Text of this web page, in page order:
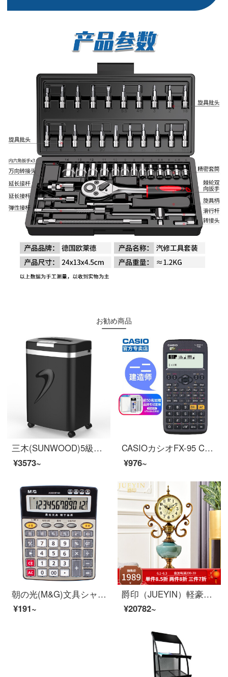
お勧め商品
三木(SUNWOOD)5級の秘密保護事務所業務用のシュレッダー(単回7枚で10分間20 Lの紙くず、カード、クリップ、ステープル)SD 9331 D
¥3573~
CASIOカシオFX-95 CN X中国語版科学関数計算器一二建造師造価師消防士試験計算試験セット黒+【四点セット】＋【試験セット】
¥976~
朝の光(M&G)文具シャンパンの金音声型計算機のデスクトップの執務するコンピュータの学生/事務の通用する12位の大きいスクリーンの計算器の単一はADG 98740を詰めます。
¥191~
爵印（JUEYIN）軽豪ブランド欧式創意置き時計リビングの置き時計のテーブルにアメリカーノの上の寝室の静音時計レトロデスクトップの時計Aタイプを飾っています。
¥20782~